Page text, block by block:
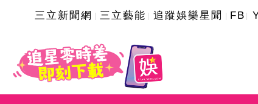
三立新聞網 三立藝能 追蹤娛樂星聞 FB